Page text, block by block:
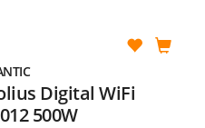
Digital WiFi
500W